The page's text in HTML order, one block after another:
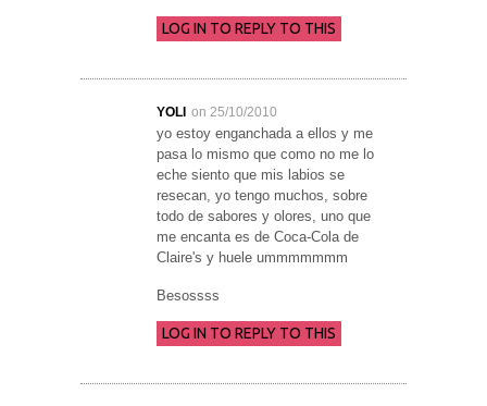
LOG IN TO REPLY TO THIS
YOLI on 25/10/2010
yo estoy enganchada a ellos y me
pasa lo mismo que como no me lo
eche siento que mis labios se
resecan, yo tengo muchos, sobre
todo de sabores y olores, uno que
me encanta es de Coca-Cola de
Claire's y huele ummmmmmm
Besossss
LOG IN TO REPLY TO THIS